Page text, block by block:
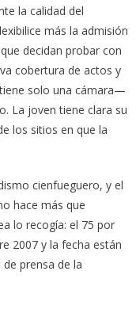
la calidad del
más la admisión
decidan probar con
cobertura de actos y
solo una cámara—
La joven tiene clara su
los sitios en que la
cienfueguero, y el
hace más que
lo recogía: el 75 por
2007 y la fecha están
prensa de la